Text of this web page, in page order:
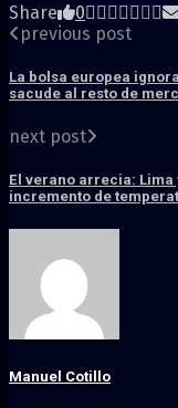
Share
0
previous post
La bolsa europea
sacude al resto de
next post
El verano arrecia:
incremento de
Manuel Cotillo